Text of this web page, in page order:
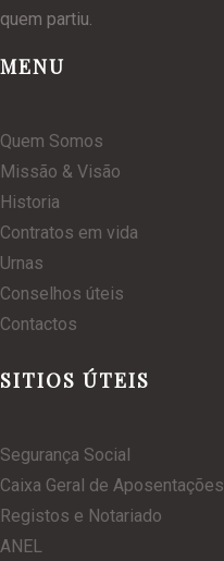
quem partiu.
MENU
Quem Somos
Missão & Visão
Historia
Contratos em vida
Urnas
Conselhos úteis
Contactos
SITIOS ÚTEIS
Segurança Social
Caixa Geral de Aposentações
Registos e Notariado
ANEL